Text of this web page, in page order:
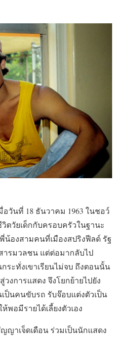
อวันที่ 18 ธันวาคม 1963 ในชอว์
ตวัยเด็กกับครอบครัวในฐานะ
องสามคนที่เมืองสปริงฟีลด์ รัฐ
ารมวลชน แต่ต่อมากลับไป
ะทั่งเขาเรียนไม่จบ ถึงตอนนั้น
วงการแสดง จึงโยกย้ายไปยัง
ป็นคนขับรถ รับจ๊อบแต่งตัวเป็น
อมีรายได้เลี้ยงตัวเอง
ญาเจ็ดเดือน ร่วมเป็นนักแสดง